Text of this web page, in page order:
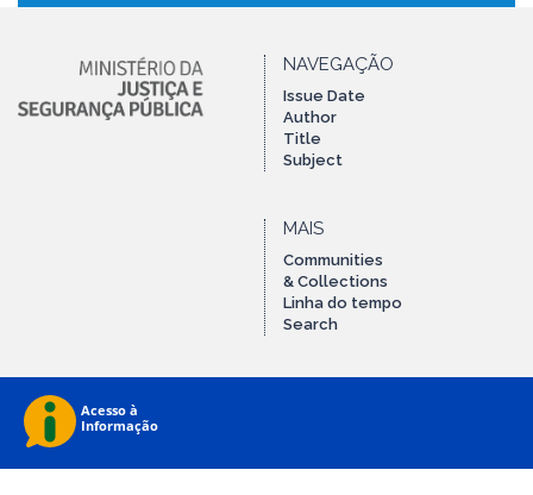
NAVEGAÇÃO
Issue Date
Author
Title
Subject
MAIS
Communities
& Collections
Linha do tempo
Search